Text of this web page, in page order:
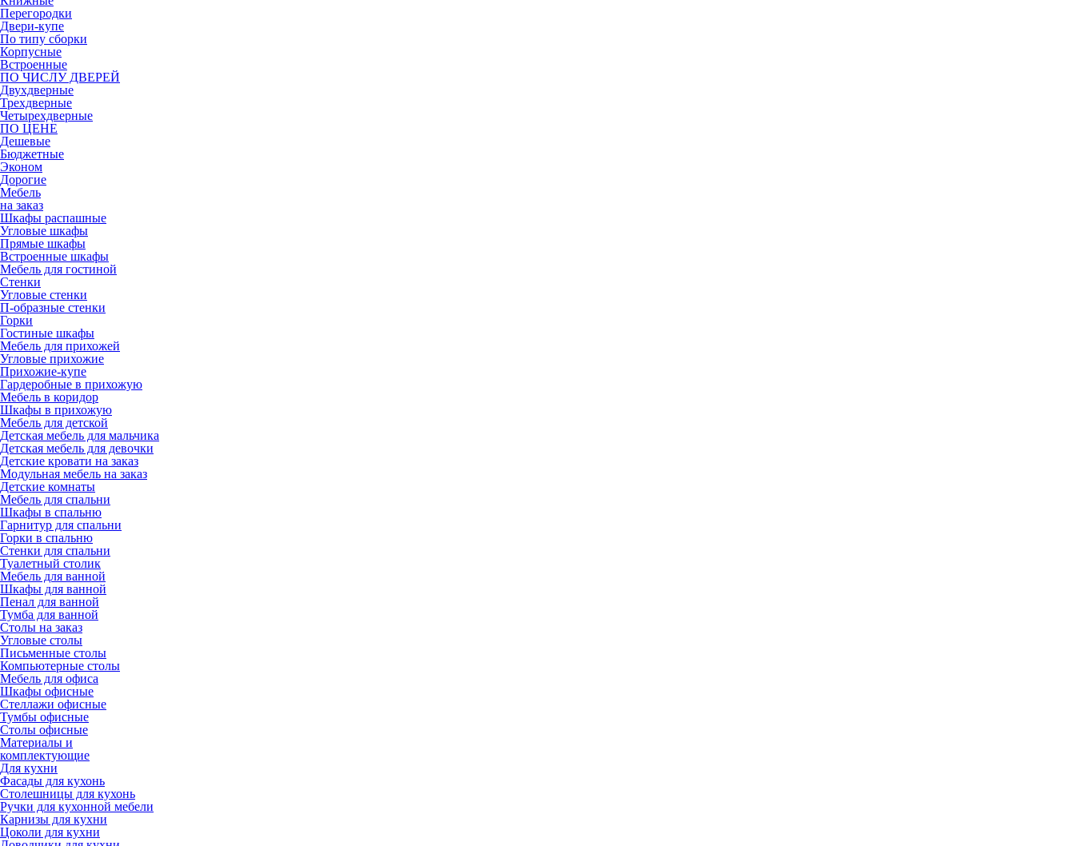
Перегородки
Двери-купе
По типу сборки
Корпусные
Встроенные
ПО ЧИСЛУ ДВЕРЕЙ
Двухдверные
Трехдверные
Четырехдверные
ПО ЦЕНЕ
Дешевые
Бюджетные
Эконом
Дорогие
Мебель
на заказ
Шкафы распашные
Угловые шкафы
Прямые шкафы
Встроенные шкафы
Мебель для гостиной
Стенки
Угловые стенки
П-образные стенки
Горки
Гостиные шкафы
Мебель для прихожей
Угловые прихожие
Прихожие-купе
Гардеробные в прихожую
Мебель в коридор
Шкафы в прихожую
Мебель для детской
Детская мебель для мальчика
Детская мебель для девочки
Детские кровати на заказ
Модульная мебель на заказ
Детские комнаты
Мебель для спальни
Шкафы в спальню
Гарнитур для спальни
Горки в спальню
Стенки для спальни
Туалетный столик
Мебель для ванной
Шкафы для ванной
Пенал для ванной
Тумба для ванной
Столы на заказ
Угловые столы
Письменные столы
Компьютерные столы
Мебель для офиса
Шкафы офисные
Стеллажи офисные
Тумбы офисные
Столы офисные
Материалы и
комплектующие
Для кухни
Фасады для кухонь
Столешницы для кухонь
Ручки для кухонной мебели
Карнизы для кухни
Цоколи для кухни